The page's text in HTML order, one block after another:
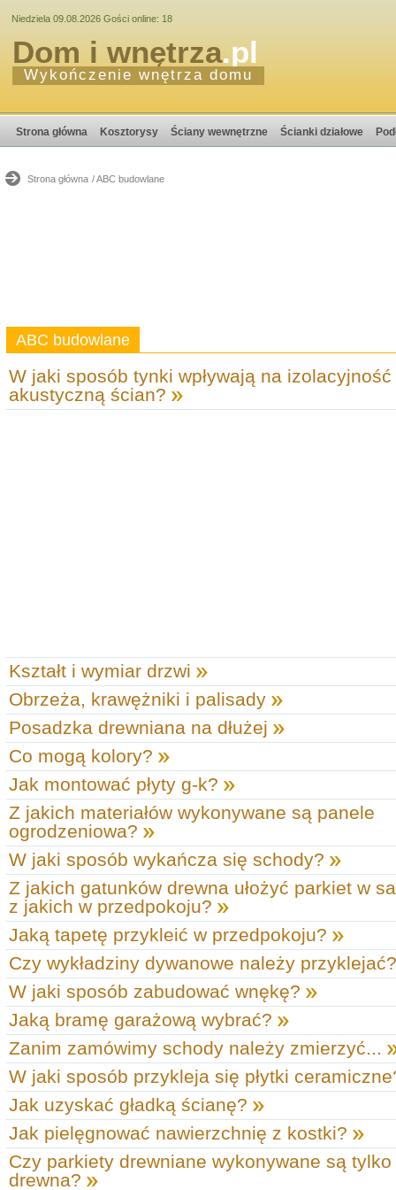
Niedziela 09.08.2026 Gości online: 18
Dom i wnętrza.pl
Wykończenie wnętrza domu
Strona główna Kosztorysy Ściany wewnętrzne Ścianki działowe
Strona główna / ABC budowlane
ABC budowlane
W jaki sposób tynki wpływają na izolacyjność
akustyczną ścian?
Kształt i wymiar drzwi
Obrzeża, krawężniki i palisady
Posadzka drewniana na dłużej
Co mogą kolory?
Jak montować płyty g-k?
Z jakich materiałów wykonywane są panele
ogrodzeniowa?
W jaki sposób wykańcza się schody?
Z jakich gatunków drewna ułożyć parkiet w
z jakich w przedpokoju?
Jaką tapetę przykleić w przedpokoju?
Czy wykładziny dywanowe należy
W jaki sposób zabudować wnękę?
Jaką bramę garażową wybrać?
Zanim zamówimy schody należy zmierzyć...
W jaki sposób przykleja się płytki
Jak uzyskać gładką ścianę?
Jak pielęgnować nawierzchnię z kostki?
Czy parkiety drewniane wykonywane są
drewna?